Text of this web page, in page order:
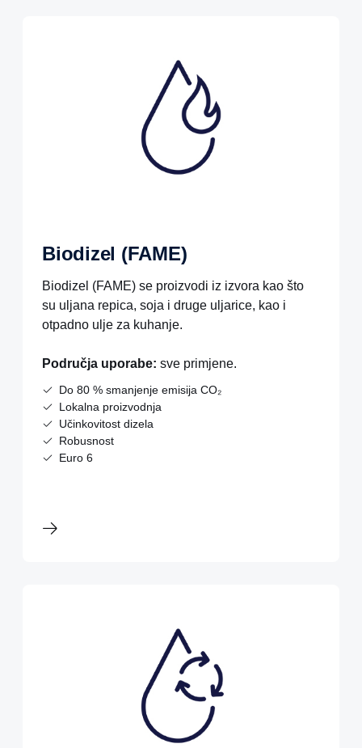
Biodizel (FAME)
Biodizel (FAME) se proizvodi iz izvora kao što
su uljana repica, soja i druge uljarice, kao i
otpadno ulje za kuhanje.
Područja uporabe: sve primjene.
Do 80 % smanjenje emisija CO₂
Lokalna proizvodnja
Učinkovitost dizela
Robusnost
Euro 6